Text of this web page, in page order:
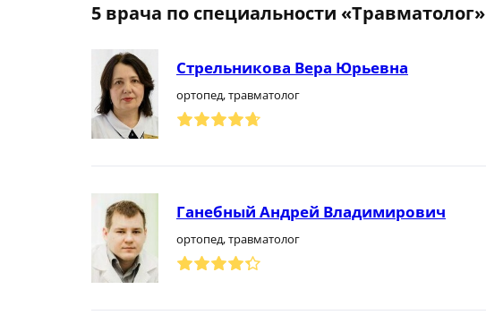
5 врача по специальности «Травматолог»
Стрельникова Вера Юрьевна
ортопед, травматолог
Ганебный Андрей Владимирович
ортопед, травматолог